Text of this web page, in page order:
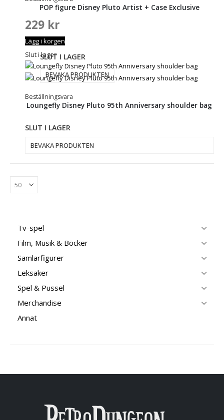
POP figure Disney Pluto Artist + Case Exclusive
229 kr
Lägg i korgen
Slut i lager
Beställningsvara
SLUT I LAGER
BEVAKA PRODUKTEN
Loungefly Disney Pluto 95th Anniversary shoulder bag
SLUT I LAGER
BEVAKA PRODUKTEN
Tv-spel
Film, Musik & Böcker
Samlarfigurer
Leksaker
Spel & Pussel
Merchandise
Annat